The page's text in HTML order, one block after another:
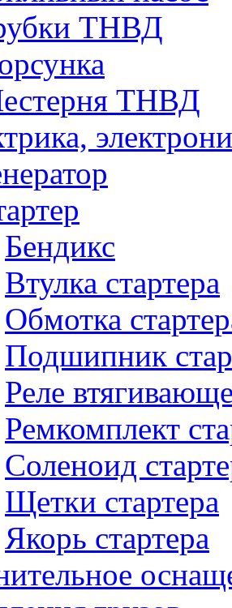
ТНВД
ТНВД
Бендикс
Втулка стартера
Обмотка
Подшипник
Реле
Ремкомплект
Соленоид
Щетки стартера
Якорь стартера